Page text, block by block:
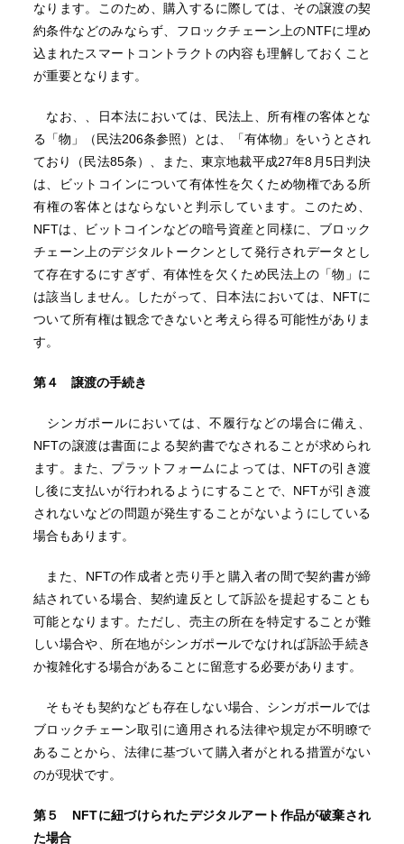
なります。このため、購入するに際しては、その譲渡の契
約条件などのみならず、フロックチェーン上のNTFに埋め
込まれたスマートコントラクトの内容も理解しておくこと
が重要となります。
なお、、日本法においては、民法上、所有権の客体とな
る「物」（民法206条参照）とは、「有体物」をいうとされ
ており（民法85条）、また、東京地裁平成27年8月5日判決
は、ビットコインについて有体性を欠くため物権である所
有権の客体とはならないと判示しています。このため、
NFTは、ビットコインなどの暗号資産と同様に、ブロック
チェーン上のデジタルトークンとして発行されデータとし
て存在するにすぎず、有体性を欠くため民法上の「物」に
は該当しません。したがって、日本法においては、NFTに
ついて所有権は観念できないと考えら得る可能性がありま
す。
第４ 譲渡の手続き
シンガポールにおいては、不履行などの場合に備え、
NFTの譲渡は書面による契約書でなされることが求められ
ます。また、プラットフォームによっては、NFTの引き渡
し後に支払いが行われるようにすることで、NFTが引き渡
されないなどの問題が発生することがないようにしている
場合もあります。
また、NFTの作成者と売り手と購入者の間で契約書が締
結されている場合、契約違反として訴訟を提起することも
可能となります。ただし、売主の所在を特定することが難
しい場合や、所在地がシンガポールでなければ訴訟手続き
か複雑化する場合があることに留意する必要があります。
そもそも契約なども存在しない場合、シンガポールでは
ブロックチェーン取引に適用される法律や規定が不明瞭で
あることから、法律に基づいて購入者がとれる措置がない
のが現状です。
第５ NFTに紐づけられたデジタルアート作品が破棄され
た場合